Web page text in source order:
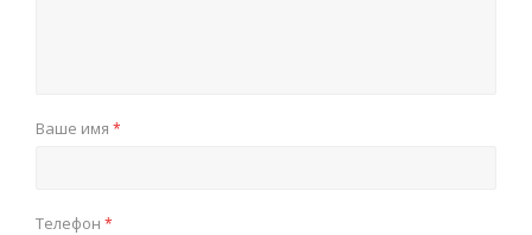
Ваше имя *
Телефон *